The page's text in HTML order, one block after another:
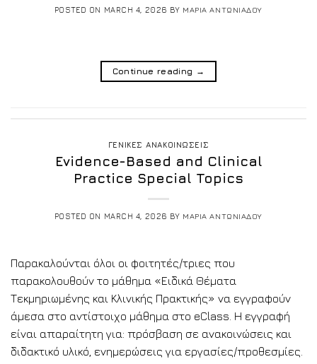
POSTED ON MARCH 4, 2026 BY ΜΑΡΙΑ ΑΝΤΩΝΙΑΔΟΥ
Continue reading →
ΓΕΝΙΚΕΣ ΑΝΑΚΟΙΝΩΣΕΙΣ
Evidence-Based and Clinical
Practice Special Topics
POSTED ON MARCH 4, 2026 BY ΜΑΡΙΑ ΑΝΤΩΝΙΑΔΟΥ
Παρακαλούνται όλοι οι φοιτητές/τριες που
παρακολουθούν το μάθημα «Ειδικά Θέματα
Τεκμηριωμένης και Κλινικής Πρακτικής» να εγγραφούν
άμεσα στο αντίστοιχο μάθημα στο eClass. Η εγγραφή
είναι απαραίτητη για: πρόσβαση σε ανακοινώσεις και
διδακτικό υλικό, ενημερώσεις για εργασίες/προθεσμίες.